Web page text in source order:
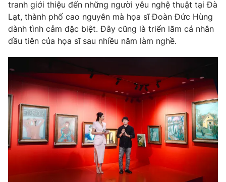
tranh giới thiệu đến những người yêu nghệ thuật tại Đà
Lạt, thành phố cao nguyên mà họa sĩ Đoàn Đức Hùng
dành tình cảm đặc biệt. Đây cũng là triển lãm cá nhân
đầu tiên của họa sĩ sau nhiều năm làm nghề.